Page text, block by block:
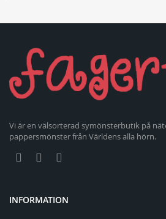
Vi är en välsorterad symönsterbutik på
pappersmönster från Världens alla hörn.
INFORMATION